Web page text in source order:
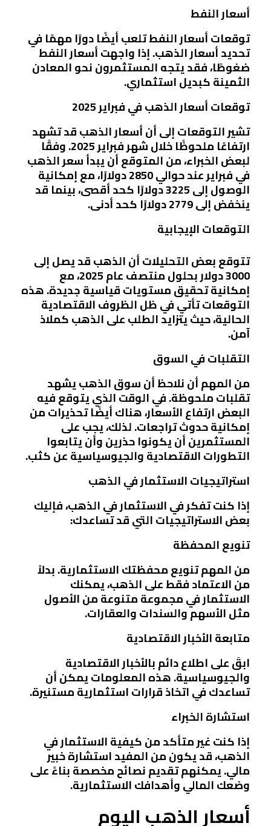
أسعار النفط
توقعات أسعار النفط تلعب أيضًا دورًا مهمًا في
تحديد أسعار الذهب. إذا واجهت أسعار النفط
ضغوطًا، فقد يتجه المستثمرون نحو المعادن
الثمينة كبديل استثماري.
توقعات أسعار الذهب في فبراير 2025
تشير التوقعات إلى أن أسعار الذهب قد تشهد
ارتفاعًا ملحوظًا خلال شهر فبراير 2025. وفقًا
لبعض الخبراء، من المتوقع أن يبدأ سعر الذهب
في فبراير عند حوالي 2850 دولارًا، مع إمكانية
الوصول إلى 3225 دولارًا كحد أقصى، بينما قد
ينخفض إلى 2779 دولارًا كحد أدنى.
التوقعات الإيجابية
تتوقع بعض التحليلات أن الذهب قد يصل إلى
3000 دولار بحلول منتصف عام 2025، مع
إمكانية تحقيق مستويات قياسية جديدة. هذه
التوقعات تأتي في ظل الظروف الاقتصادية
الحالية، حيث يتزايد الطلب على الذهب كملاذ
آمن.
التقلبات في السوق
من المهم أن نلاحظ أن سوق الذهب يشهد
تقلبات ملحوظة. في الوقت الذي يتوقع فيه
البعض ارتفاع الأسعار، هناك أيضًا تحذيرات من
إمكانية حدوث تراجعات. لذلك، يجب على
المستثمرين أن يكونوا حذرين وأن يتابعوا
التطورات الاقتصادية والجيوسياسية عن كثب.
استراتيجيات الاستثمار في الذهب
إذا كنت تفكر في الاستثمار في الذهب، فإليك
بعض الاستراتيجيات التي قد تساعدك:
تنويع المحفظة
من المهم تنويع محفظتك الاستثمارية. بدلاً
من الاعتماد فقط على الذهب، يمكنك
الاستثمار في مجموعة متنوعة من الأصول
مثل الأسهم والسندات والعقارات.
متابعة الأخبار الاقتصادية
ابقَ على اطلاع دائم بالأخبار الاقتصادية
والجيوسياسية. هذه المعلومات يمكن أن
تساعدك في اتخاذ قرارات استثمارية مستنيرة.
استشارة الخبراء
إذا كنت غير متأكد من كيفية الاستثمار في
الذهب، قد يكون من المفيد استشارة خبير
مالي. يمكنهم تقديم نصائح مخصصة بناءً على
وضعك المالي وأهدافك الاستثمارية.
أسعار الذهب اليوم